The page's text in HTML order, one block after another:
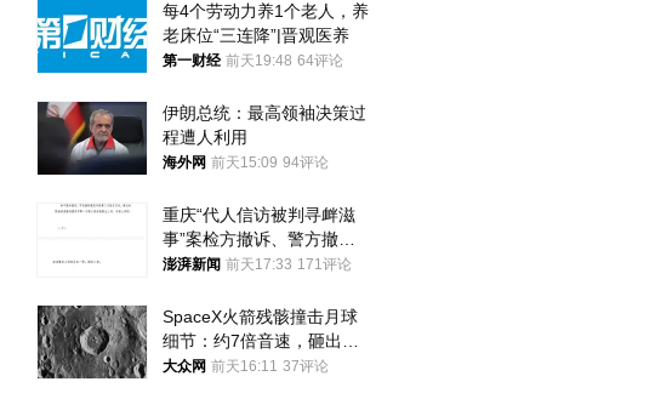
每4个劳动力养1个老人，养
老床位“三连降”|晋观医养
第一财经 前天19:48 64评论
伊朗总统：最高领袖决策过
程遭人利用
海外网 前天15:09 94评论
重庆“代人信访被判寻衅滋
事”案检方撤诉、警方撤
案，两被告人获国赔
澎湃新闻 前天17:33 171评论
SpaceX火箭残骸撞击月球
细节：约7倍音速，砸出直
径约30米撞击坑
大众网 前天16:11 37评论